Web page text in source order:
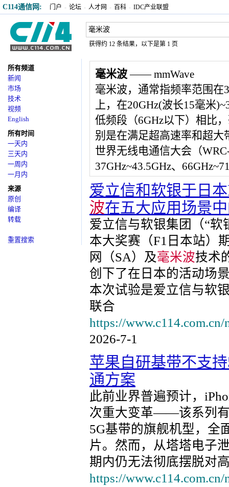
C114通信网: 门户 - 论坛 - 人才网 - 百科 - IDC产业联盟
获得约 12 条结果，以下是第 1 页
所有频道
新闻
市场
技术
视频
English
所有时间
一天内
三天内
一周内
一月内
来源
原创
编译
转载
重置搜索
毫米波—— mmWave
毫米波，通常指频率范围在
上，在20GHz(波长15毫米
低频段（6GHz以下）相比
别是在满足超高速率和超大
世界无线电通信大会（
37GHz~43.5GHz、
爱立信和软银于日
波在五大应用场景
爱立信与软银集团（“软
本大奖赛（F1日本站）
网（SA）及毫米波技术
创下了在日本的活动场
本次试验是爱立信与软
联合
https://
2026-7-1
苹果自研基带不支
通方案
此前业界普遍预计，
次重大变革——该系列有
5G基带的旗舰机型，全
片。然而，从塔塔电子
期内仍无法彻底摆脱对
https://